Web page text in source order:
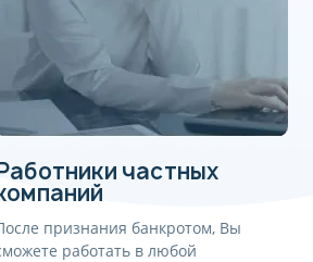
частных
признания банкротом, Вы
работать в любой